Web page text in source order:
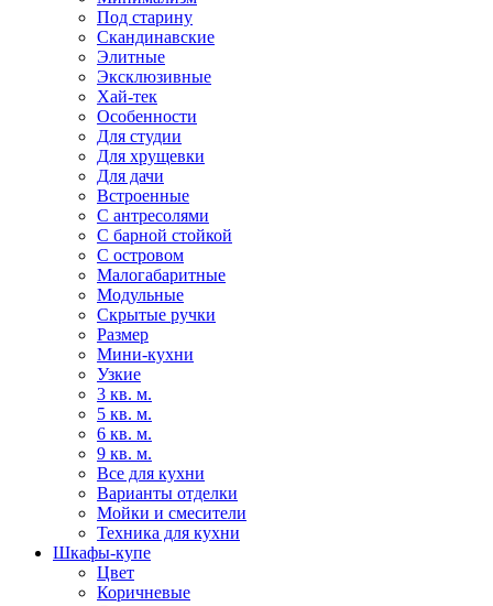
Под старину
Скандинавские
Элитные
Эксклюзивные
Хай-тек
Особенности
Для студии
Для хрущевки
Для дачи
Встроенные
С антресолями
С барной стойкой
С островом
Малогабаритные
Модульные
Скрытые ручки
Размер
Мини-кухни
Узкие
3 кв. м.
5 кв. м.
6 кв. м.
9 кв. м.
Все для кухни
Варианты отделки
Мойки и смесители
Техника для кухни
Шкафы-купе
Цвет
Коричневые